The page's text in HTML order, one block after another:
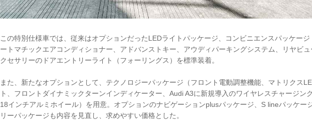
この特別仕様車では、従来はオプションだったLEDライトパッケージ、コンビニエンスパッケー
ートマチックエアコンディショナー、アドバンストキー、アウディパーキングシステム、リヤビ
クセサリーのドアエントリーライト（フォーリングス）を標準装着。
また、新たなオプションとして、テクノロジーパッケージ（フロント電動調整機能、マトリクス
ト、フロントダイナミックターンインディケーター、Audi A3に新規導入のワイヤレスチャージン
18インチアルミホイール）を用意。オプションのナビゲーションplusパッケージ、S lineパッケー
リーパッケージも内容を見直し、求めやすい価格とした。